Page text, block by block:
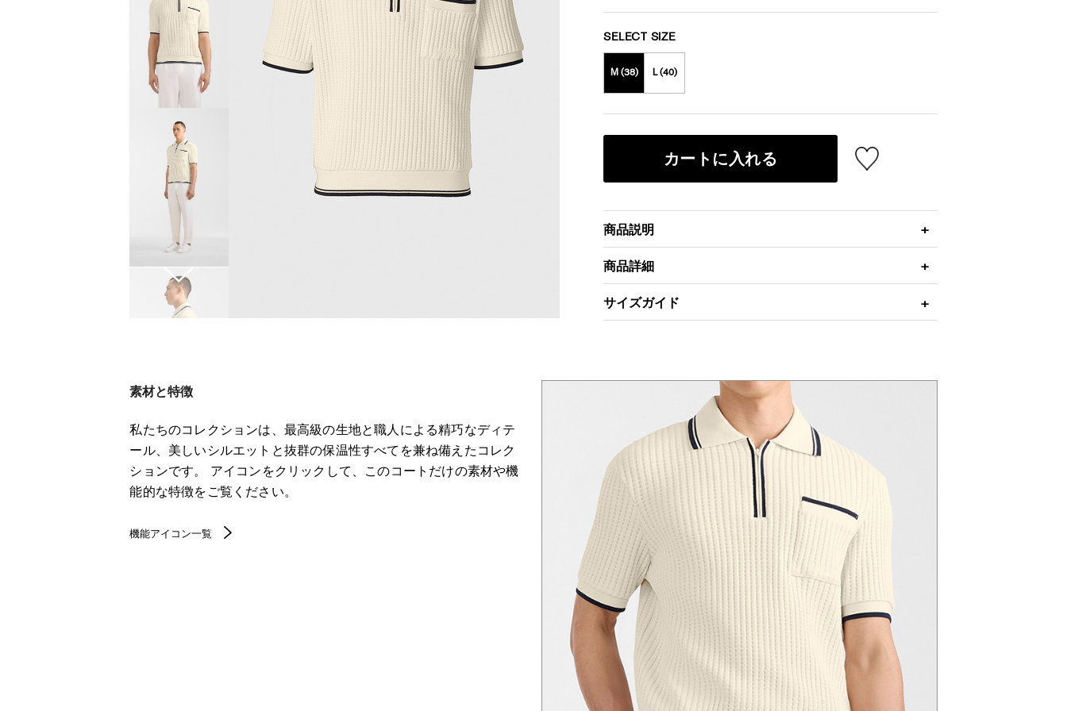
SELECT SIZE
M (38) L (40)
カートに入れる
商品説明
商品詳細
サイズガイド
素材と特徴
私たちのコレクションは、最高級の生地と職人による精巧なディテ
ール、美しいシルエットと抜群の保温性すべてを兼ね備えたコレク
ションです。 アイコンをクリックして、このコートだけの素材や機
能的な特徴をご覧ください。
機能アイコン一覧